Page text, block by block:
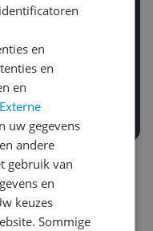
Gewenste prijs
€
graag je mening
en
en
en
Externe
uw gegevens
andere
gebruik van
en
keuzes
Sommige